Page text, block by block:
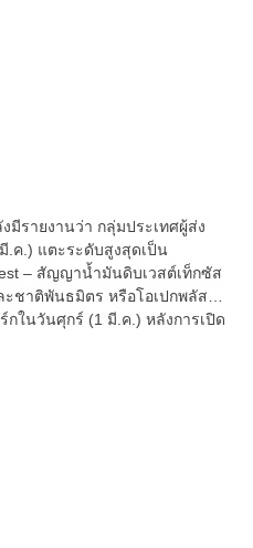
มีรายงานว่า กลุ่มประเทศผู้ส่ง
.ค.) แตะระดับสูงสุดเป็น
– สัญญาน้ำมันดิบเวสต์เท็กซัส
ชาติพันธมิตร หรือโอเปกพลัส…
กในวันศุกร์ (1 มี.ค.) หลังการเปิด